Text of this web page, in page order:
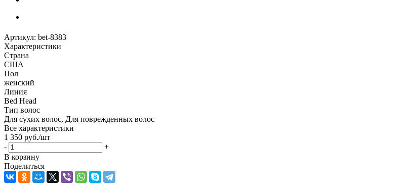
Артикул: bet-8383
Характеристики
Страна
США
Пол
женский
Линия
Bed Head
Тип волос
Для сухих волос, Для поврежденных волос
Все характеристики
1 350 руб./шт
-
+
В корзину
Поделиться